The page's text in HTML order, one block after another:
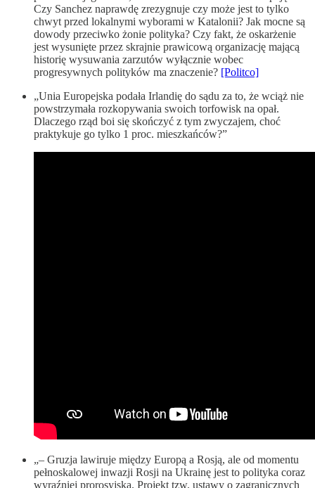
Czy Sanchez naprawdę zrezygnuje czy może jest to tylko
chwyt przed lokalnymi wyborami w Katalonii? Jak mocne są
dowody przeciwko żonie polityka? Czy fakt, że oskarżenie
jest wysunięte przez skrajnie prawicową organizację mającą
historię wysuwania zarzutów wyłącznie wobec
progresywnych polityków ma znaczenie? [Politco]
„Unia Europejska podała Irlandię do sądu za to, że wciąż nie
powstrzymała rozkopywania swoich torfowisk na opał.
Dlaczego rząd boi się skończyć z tym zwyczajem, choć
praktykuje go tylko 1 proc. mieszkańców?”
„– Gruzja lawiruje między Europą a Rosją, ale od momentu
pełnoskalowej inwazji Rosji na Ukrainę jest to polityka coraz
wyraźniej prorosyjska. Projekt tzw. ustawy o zagranicznych